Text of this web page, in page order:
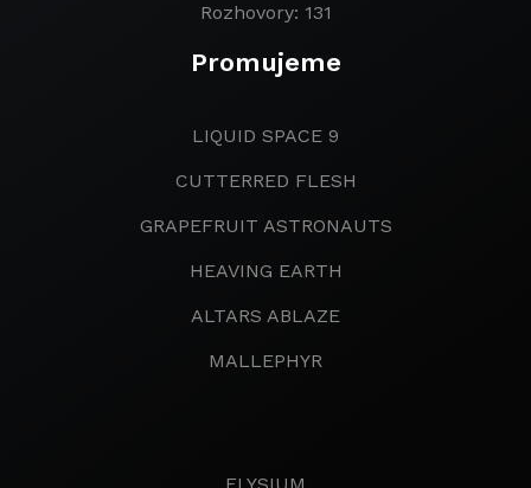
Rozhovory: 131
Promujeme
LIQUID SPACE 9
CUTTERRED FLESH
GRAPEFRUIT ASTRONAUTS
HEAVING EARTH
ALTARS ABLAZE
MALLEPHYR